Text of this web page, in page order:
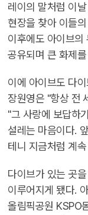
레이의 말처럼 이
현장을 찾아 이들
이후에도 아이브의
공유되며 큰 화제
이에 아이브도 다
장원영은 "항상 전
"그 사랑에 보답하
설레는 마음이다.
테니 지금처럼 계
다이브가 있는 곳
이루어지게 됐다.
올림픽공원 KSPO